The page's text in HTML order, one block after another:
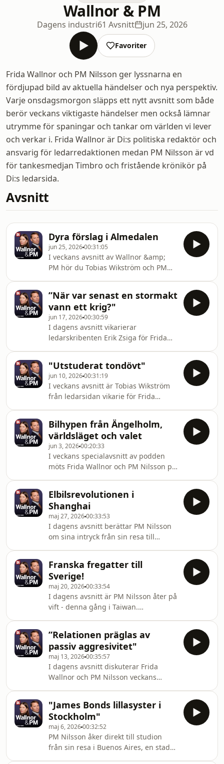
Wallnor & PM
Dagens industri61 Avsnitt jun 25, 2026
Favoriter
Frida Wallnor och PM Nilsson ger lyssnarna en
fördjupad bild av aktuella händelser och nya perspektiv.
Varje onsdagsmorgon släpps ett nytt avsnitt som både
berör veckans viktigaste händelser men också lämnar
utrymme för spaningar och tankar om världen vi lever
och verkar i. Frida Wallnor är Di:s politiska redaktör och
ansvarig för ledarredaktionen medan PM Nilsson är vd
för tankesmedjan Timbro och fristående krönikör på
Di:s ledarsida.
Avsnitt
Dyra förslag i Almedalen
jun 25, 202600:31:05
I veckans avsnitt av Wallnor &amp;
PM hör du Tobias Wikström och PM
inför livepublik i Almedalen och
bjuder på samtal om
Socialdemokraternas ekonomiska och
industripolitiska vägval samt
reflektioner kring vad som präglat
årets politikervecka.&nbsp;
”När var senast en stormakt
vann ett krig?"
jun 17, 202600:30:59
I dagens avsnitt vikarierar
ledarskribenten Erik Zsiga för Frida
överenskommelsen mellan Iran och
USA. Vad kan man dra för lärdomar av
kriget och varför tycks stormakter
numera ha så svårt att vinna krig?
Dessutom stundar Almedalsveckan
och PM tycker att näringslivet ska ta
sikte på ungdomsförbunden. Det är
där framtidens ma
"Utstuderat tondövt"
jun 10, 202600:31:19
I veckans avsnitt är Tobias Wikström
från ledarsidan vikarie för Frida
Nilsson diskuterar de SCB:s nya
opinionsmätning. Varför finns det så
tydliga könsskillnader bland väljarna
och vad skulle en rödgrön majoritet
faktiskt innebära för svensk politik?
PM problematiserar även
Tidöpartiernas fokus på justitiefrågan
och tycker att de behöver hitta en
tydligare
Bilhypen från Ängelholm,
världsläget och valet
jun 3, 202600:20:33
I veckans specialavsnitt av podden
möts Frida Wallnor och PM Nilsson på
PM imponeras av bilbolagets
helsvenska produktionskedja och
Frida lyfter hur de lyckats med att
skapa en hype - både i Sverige och
internationellt. Dessutom analyserar
de det spända omvärldsläget – från
Mellanöstern och USA:s relation till
Kina,
Elbilsrevolutionen i
Shanghai
maj 27, 202600:33:53
I dagens avsnitt berättar PM Nilsson
om sina intryck från sin resa till
Tillsammans med Frida Wallnor
diskuterar de varför kinesiska
elbilstillverkare är så
konkurrenskraftiga och vad det
betyder för svensk fordonsindustri.
Dessutom analyseras det möjliga
samarbetet mellan Saab och Airbus
om framtidens stridsflyg. S
Franska fregatter till
Sverige!
maj 20, 202600:33:54
I dagens avsnitt är PM Nilsson åter på
vift - denna gång i Taiwan.
och Trumps besök i Kina. Frida tycker
att mötet gav ganska skrala resultat
och bestod mest av stora ord från
Trump. Dessutom har PM varit på
plats vid fabriken där det
världsberömda bolaget Taiwan
Semiconductor Manufacturing
Company, TSMC, tillverkar sina
”Relationen präglas av
passiv aggresivitet"
maj 13, 202600:35:57
I dagens avsnitt diskuterar Frida
Wallnor och PM Nilsson veckans
mellan länderna? Frida konstaterar att
USAs allierade vallfärdat till Peking
den senaste tiden och PM tycker att
situationen på vissa sätt liknar kalla
kriget. Frida har dessutom irriterat sig
på Vattenfalls vd Anna Borgs inlägg i
"James Bonds lillasyster i
Stockholm"
maj 6, 202600:32:52
PM Nilsson åker direkt till studion
från sin resa i Buenos Aires, en stad